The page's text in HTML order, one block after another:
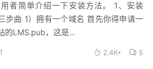
者简单介绍一下安装方法。 1、安装
步曲 1）拥有一个域名 首先你得申请一
的LMS.pub，这是...
2.4K+ 5